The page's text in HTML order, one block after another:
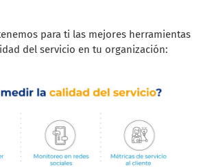
para ti las mejores herramientas
del servicio en tu organización: